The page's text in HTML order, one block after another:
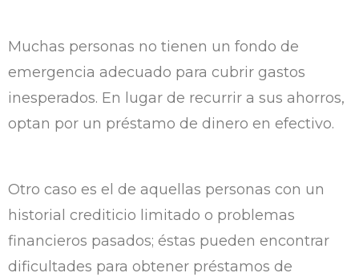
Muchas personas no tienen un fondo de
emergencia adecuado para cubrir gastos
inesperados. En lugar de recurrir a sus ahorros,
optan por un préstamo de dinero en efectivo.
Otro caso es el de aquellas personas con un
historial crediticio limitado o problemas
financieros pasados; éstas pueden encontrar
dificultades para obtener préstamos de